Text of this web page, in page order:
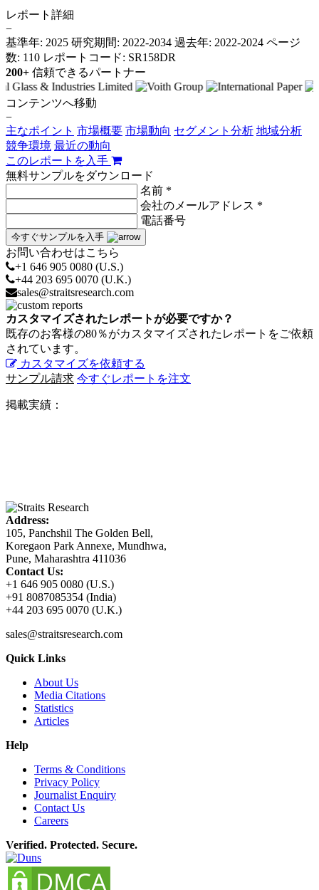
レポート詳細
−
基準年: 2025 研究期間: 2022-2034 過去年: 2022-2024 ページ
数: 110 レポートコード: SR158DR
200+ 信頼できるパートナー
コンテンツへ移動
−
主なポイント 市場概要 市場動向 セグメント分析 地域分析
競争環境 最近の動向
このレポートを入手
無料サンプルをダウンロード
名前 *
会社のメールアドレス *
電話番号
今すぐサンプルを入手
お問い合わせはこちら
+1 646 905 0080 (U.S.)
+44 203 695 0070 (U.K.)
sales@straitsresearch.com
カスタマイズされたレポートが必要ですか？
既存のお客様の80％がカスタマイズされたレポートをご依頼
されています。
カスタマイズを依頼する
サンプル請求 今すぐレポートを注文
掲載実績：
Address:
105, Panchshil The Golden Bell,
Koregaon Park Annexe, Mundhwa,
Pune, Maharashtra 411036
Contact Us:
+1 646 905 0080 (U.S.)
+91 8087085354 (India)
+44 203 695 0070 (U.K.)
sales@straitsresearch.com
Quick Links
About Us
Media Citations
Statistics
Articles
Help
Terms & Conditions
Privacy Policy
Journalist Enquiry
Contact Us
Careers
Verified. Protected. Secure.